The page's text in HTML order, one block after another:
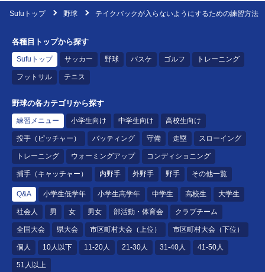
Sufuトップ 野球 テイクバックが入らないようにするための練習方法
各種目トップから探す
Sufuトップ サッカー 野球 バスケ ゴルフ トレーニング
フットサル テニス
野球の各カテゴリから探す
練習メニュー 小学生向け 中学生向け 高校生向け
投手（ピッチャー） バッティング 守備 走塁 スローイング
トレーニング ウォーミングアップ コンディショニング
捕手（キャッチャー） 内野手 外野手 野手 その他一覧
Q&A 小学生低学年 小学生高学年 中学生 高校生 大学生
社会人 男 女 男女 部活動・体育会 クラブチーム
全国大会 県大会 市区町村大会（上位） 市区町村大会（下位）
個人 10人以下 11-20人 21-30人 31-40人 41-50人
51人以上